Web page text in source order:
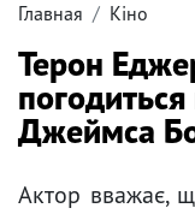
Главная Кіно
Терон
Джеймса
Актор вважає,